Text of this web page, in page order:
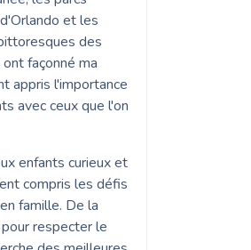
et les
des
façonné ma
appris l'importance
avec ceux que l'on
enfants curieux et
compris les défis
famille. De la
respecter le